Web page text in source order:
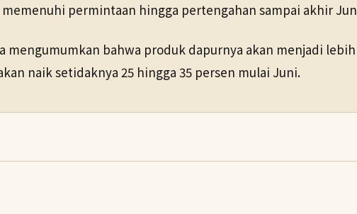
permintaan hingga pertengahan sampai akhir
mengumumkan bahwa produk dapurnya akan menjadi
naik setidaknya 25 hingga 35 persen mulai Juni.